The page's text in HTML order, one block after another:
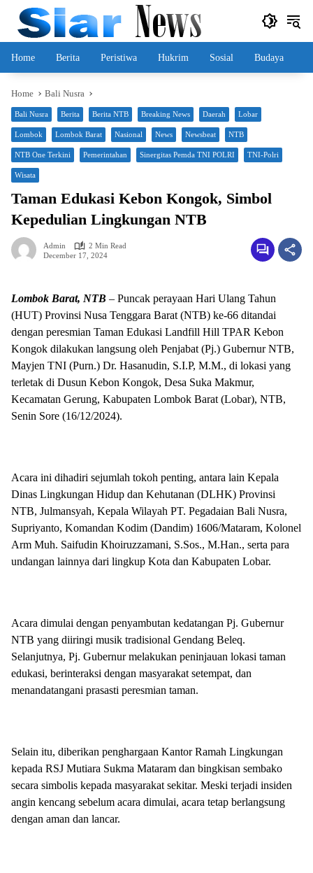
content
Home Berita Peristiwa Hukrim Sosial Budaya
Home Bali Nusra
Bali Nusra Berita Berita NTB Breaking News Daerah Lobar
Lombok Lombok Barat Nasional News Newsbeat NTB
NTB One Terkini Pemerintahan Sinergitas Pemda TNI POLRI TNI-Polri
Wisata
Taman Edukasi Kebon Kongok, Simbol
Kepedulian Lingkungan NTB
Admin
2 Min Read
December 17, 2024
Lombok Barat, NTB – Puncak perayaan Hari Ulang Tahun
(HUT) Provinsi Nusa Tenggara Barat (NTB) ke-66 ditandai
dengan peresmian Taman Edukasi Landfill Hill TPAR Kebon
Kongok dilakukan langsung oleh Penjabat (Pj.) Gubernur NTB,
Mayjen TNI (Purn.) Dr. Hasanudin, S.I.P, M.M., di lokasi yang
terletak di Dusun Kebon Kongok, Desa Suka Makmur,
Kecamatan Gerung, Kabupaten Lombok Barat (Lobar), NTB,
Senin Sore (16/12/2024).
Acara ini dihadiri sejumlah tokoh penting, antara lain Kepala
Dinas Lingkungan Hidup dan Kehutanan (DLHK) Provinsi
NTB, Julmansyah, Kepala Wilayah PT. Pegadaian Bali Nusra,
Supriyanto, Komandan Kodim (Dandim) 1606/Mataram, Kolonel
Arm Muh. Saifudin Khoiruzzamani, S.Sos., M.Han., serta para
undangan lainnya dari lingkup Kota dan Kabupaten Lobar.
Acara dimulai dengan penyambutan kedatangan Pj. Gubernur
NTB yang diiringi musik tradisional Gendang Beleq.
Selanjutnya, Pj. Gubernur melakukan peninjauan lokasi taman
edukasi, berinteraksi dengan masyarakat setempat, dan
menandatangani prasasti peresmian taman.
Selain itu, diberikan penghargaan Kantor Ramah Lingkungan
kepada RSJ Mutiara Sukma Mataram dan bingkisan sembako
secara simbolis kepada masyarakat sekitar. Meski terjadi insiden
angin kencang sebelum acara dimulai, acara tetap berlangsung
dengan aman dan lancar.